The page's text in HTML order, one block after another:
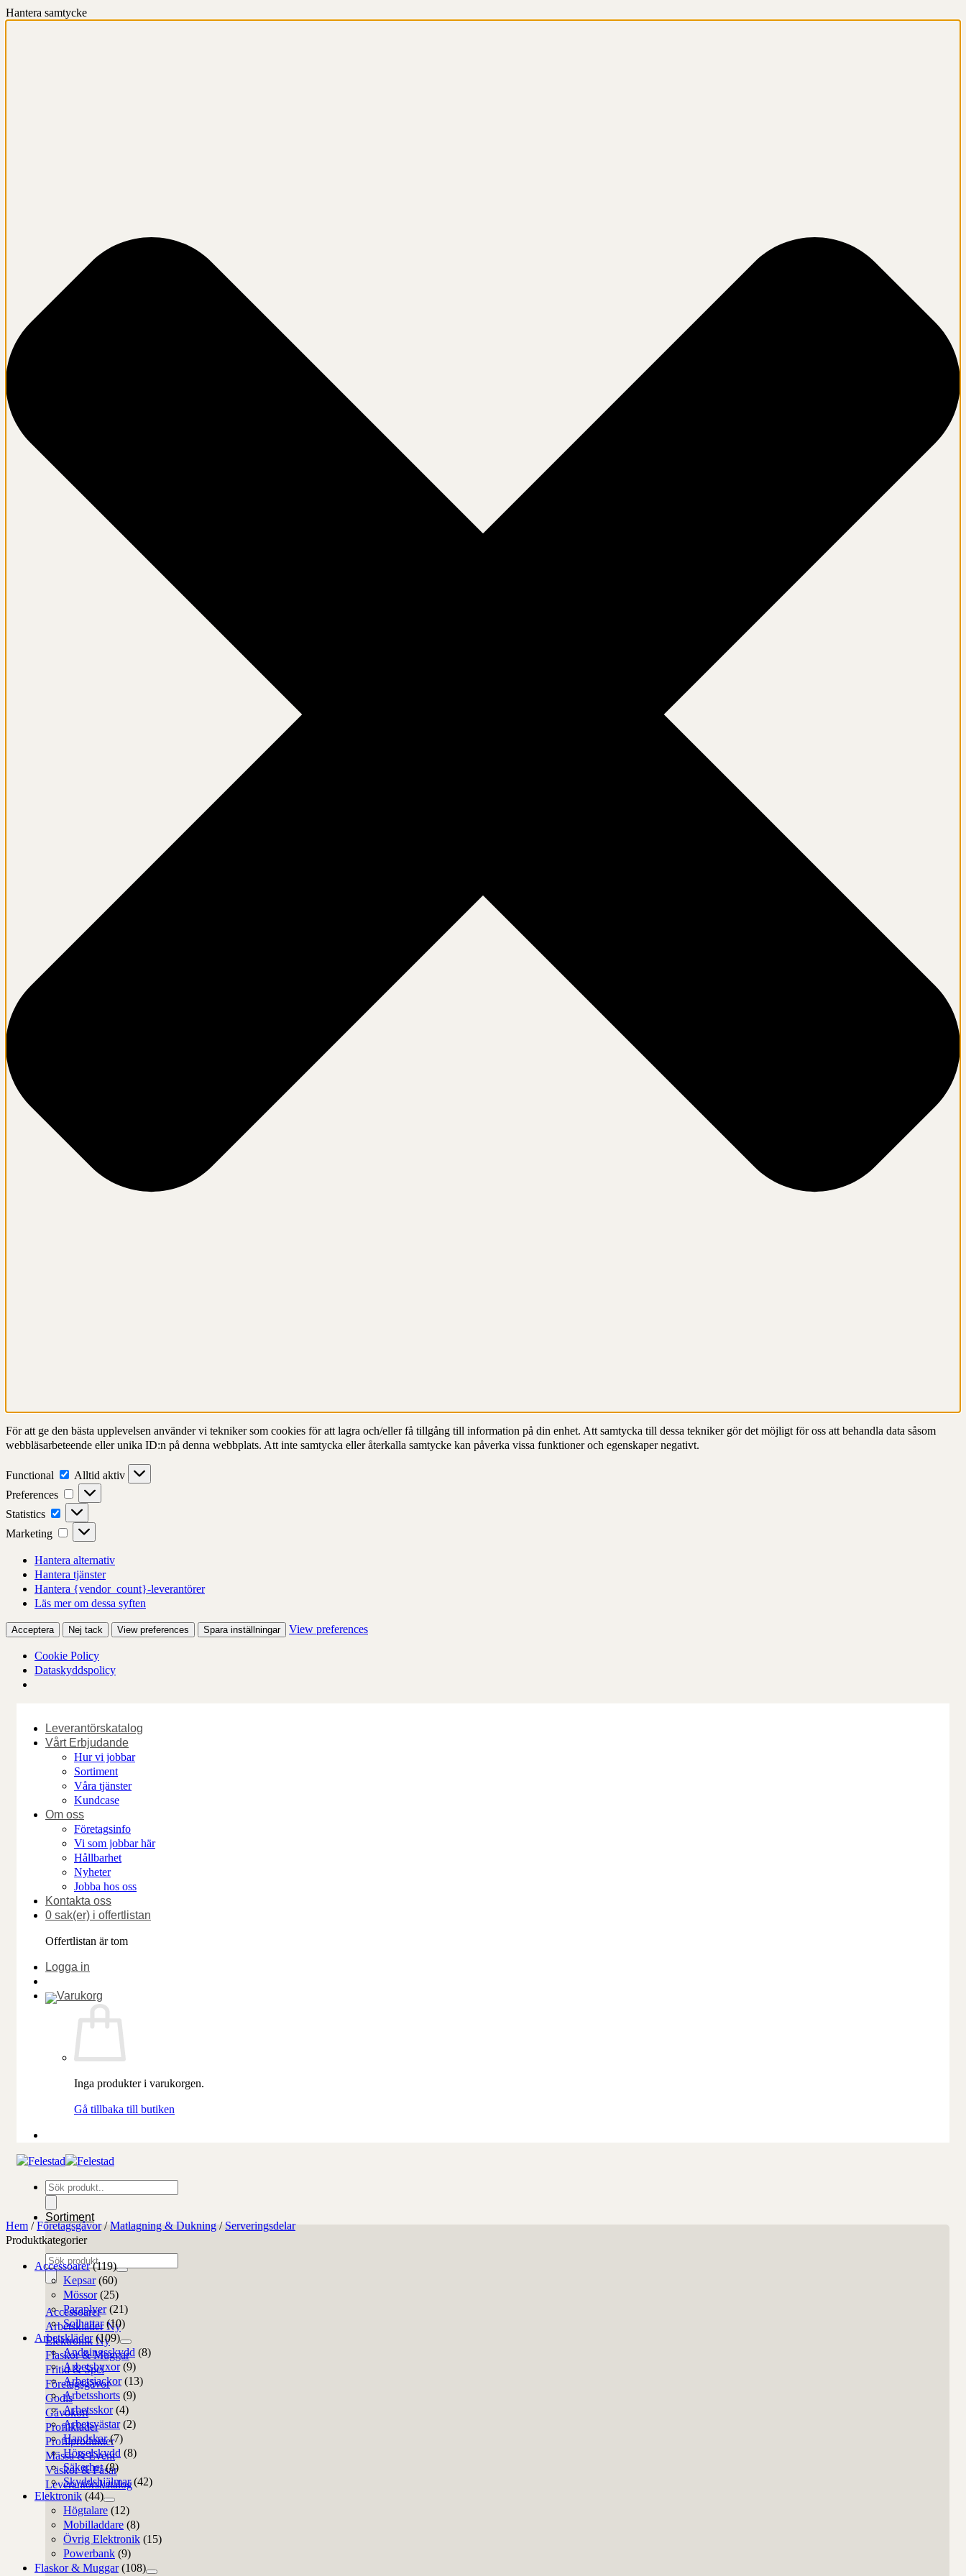
Hantera samtycke
För att ge den bästa upplevelsen använder vi tekniker som cookies för att lagra och/eller få tillgång till information på din enhet. Att samtycka till dessa tekniker gör det möjligt för oss att behandla data såsom
webbläsarbeteende eller unika ID:n på denna webbplats. Att inte samtycka eller återkalla samtycke kan påverka vissa funktioner och egenskaper negativt.
Functional Functional
Alltid aktiv
Preferences
Preferences
Statistics
Statistics
Marketing
Marketing
Hantera alternativ
Hantera tjänster
Hantera {vendor_count}-leverantörer
Läs mer om dessa syften
Acceptera Nej tack View preferences Spara inställningar View preferences
Cookie Policy
Dataskyddspolicy
Leverantörskatalog
Vårt Erbjudande
Hur vi jobbar
Sortiment
Våra tjänster
Kundcase
Om oss
Företagsinfo
Vi som jobbar här
Hållbarhet
Nyheter
Jobba hos oss
Kontakta oss
0 sak(er) i offertlistan
Offertlistan är tom
Logga in
Inga produkter i varukorgen.
Gå tillbaka till butiken
Produktsökning
Sortiment
Produktsökning
Accessoarer
Arbetskläder
Elektronik
Flaskor & Muggar
Fritid & Spel
Företagsgåvor
Godis
Gåvokort
Profilkläder
Profilprodukter
Mässa & Event
Väskor & Påsar
Leverantörskatalog
Hem / Företagsgåvor / Matlagning & Dukning / Serveringsdelar
Produktkategorier
Accessoarer (119)
Kepsar (60)
Mössor (25)
Paraplyer (21)
Solhattar (10)
Arbetskläder (109)
Andningsskydd (8)
Arbetsbyxor (9)
Arbetsjackor (13)
Arbetsshorts (9)
Arbetsskor (4)
Arbetsvästar (2)
Handskar (7)
Hörselskydd (8)
Säkerhet (8)
Skyddshjälmar (42)
Elektronik (44)
Högtalare (12)
Mobilladdare (8)
Övrig Elektronik (15)
Powerbank (9)
Flaskor & Muggar (108)